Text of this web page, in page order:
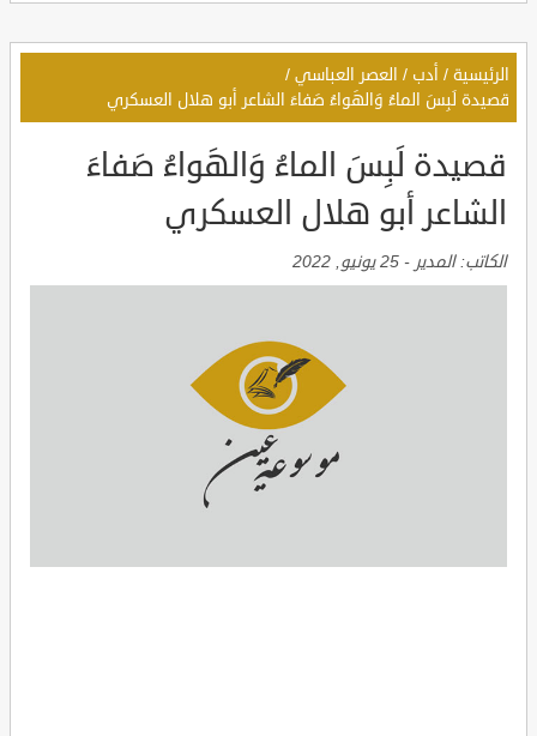
الرئيسية / أدب / العصر العباسي /
قصيدة لَبِسَ الماءُ وَالهَواءُ صَفاءَ الشاعر أبو هلال العسكري
قصيدة لَبِسَ الماءُ وَالهَواءُ صَفاءَ
الشاعر أبو هلال العسكري
الكاتب:المدير - 25 يونيو, 2022